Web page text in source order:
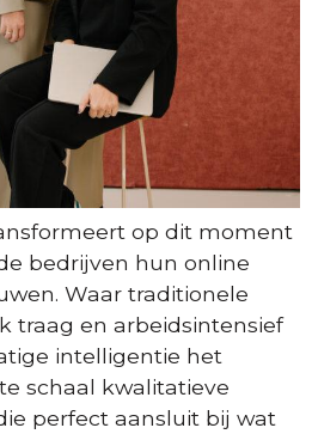
op dit moment
bedrijven hun online
Waar traditionele
traag en arbeidsintensief
intelligentie het
schaal kwalitatieve
perfect aansluit bij wat